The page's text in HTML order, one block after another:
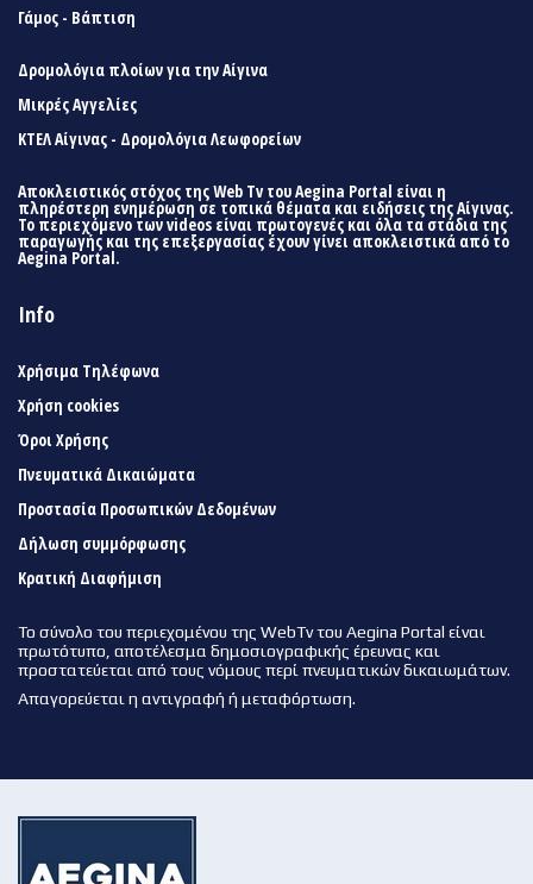
Γάμος - Βάπτιση
Δρομολόγια πλοίων για την Αίγινα
Μικρές Αγγελίες
ΚΤΕΛ Αίγινας - Δρομολόγια Λεωφορείων
Αποκλειστικός στόχος της Web Tv του Aegina Portal είναι η
πληρέστερη ενημέρωση σε τοπικά θέματα και ειδήσεις της Αίγινας.
Το περιεχόμενο των videos είναι πρωτογενές και όλα τα στάδια της
παραγωγής και της επεξεργασίας έχουν γίνει αποκλειστικά από το
Aegina Portal.
Info
Χρήσιμα Τηλέφωνα
Χρήση cookies
Όροι Χρήσης
Πνευματικά Δικαιώματα
Προστασία Προσωπικών Δεδομένων
Δήλωση συμμόρφωσης
Κρατική Διαφήμιση
Το σύνολο του περιεχομένου της WebTv του Aegina Portal είναι
πρωτότυπο, αποτέλεσμα δημοσιογραφικής έρευνας και
προστατεύεται από τους νόμους περί πνευματικών δικαιωμάτων.
Απαγορεύεται η αντιγραφή ή μεταφόρτωση.